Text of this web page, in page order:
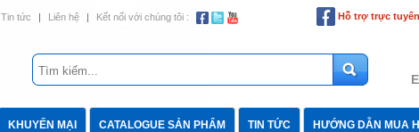
Tin tức | Liên hệ | Kết nối với chúng tôi : Hỗ trợ trực tuyến
KHUYẾN MẠI CATALOGUE SẢN PHẨM TIN TỨC HƯỚNG DẪN MUA